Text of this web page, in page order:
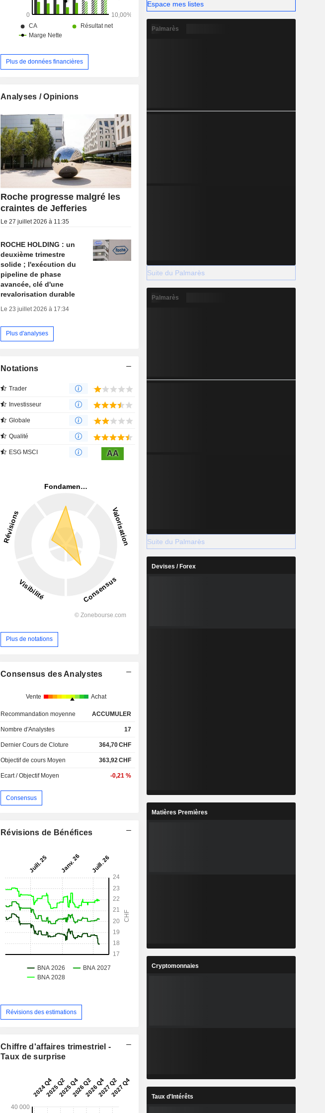
Plus de données financières
Analyses / Opinions
Roche progresse malgré les
craintes de Jefferies
Le 27 juillet 2026 à 11:35
ROCHE HOLDING : un
deuxième trimestre
solide ; l'exécution du
pipeline de phase
avancée, clé d'une
revalorisation durable
Le 23 juillet 2026 à 17:34
Plus d'analyses
Notations
Trader
Investisseur
Globale
Qualité
ESG MSCI AA
Plus de notations
Consensus des Analystes
Vente Achat
Recommandation moyenne ACCUMULER
Nombre d'Analystes 17
Dernier Cours de Cloture 364,70CHF
Objectif de cours Moyen 363,92CHF
Ecart / Objectif Moyen -0,21 %
Consensus
Révisions de Bénéfices
Révisions des estimations
Chiffre d'affaires trimestriel -
Taux de surprise
Espace mes listes
Palmarès
Suite du Palmarès
Palmarès
Suite du Palmarès
Devises / Forex
Matières Premières
Cryptomonnaies
Taux d'Intérêts